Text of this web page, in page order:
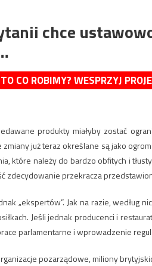
chce
CO ROBIMY? WESPRZYJ
produkty miałyby zostać
zmiany już teraz określane są jako
które należy do bardzo obfitych i
zdecydowanie przekracza
„ekspertów”. Jak na razie, według
Jeśli jednak producenci i
parlamentarne i wprowadzenie
pozarządowe, miliony